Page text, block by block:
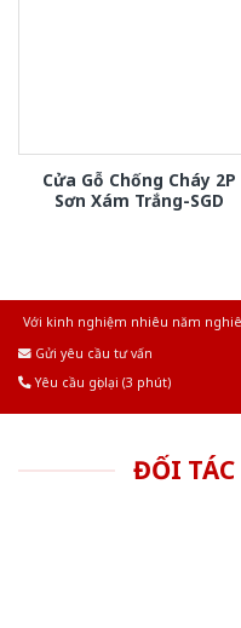
Cửa Gỗ Chống Cháy 2P
Sơn Xám Trắng-SGD
Với kinh nghiệm nhiêu năm
Gửi yêu cầu tư vấn
Yêu cầu gọi lại (3 phút)
ĐỐI TÁC